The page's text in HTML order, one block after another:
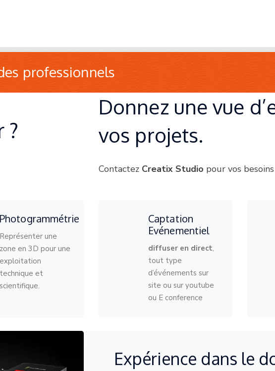
professionnels
?
Donnez une vue
vos projets.
Contactez Creatix Studio pour vos
Photogrammétrie
Représenter une
zone en 3D pour une
exploitation
technique et
scientifique.
Captation
Evénementiel
diffuser en direct,
tout type
d’événements sur
site ou sur youtube
ou E conference
Expérience dans le